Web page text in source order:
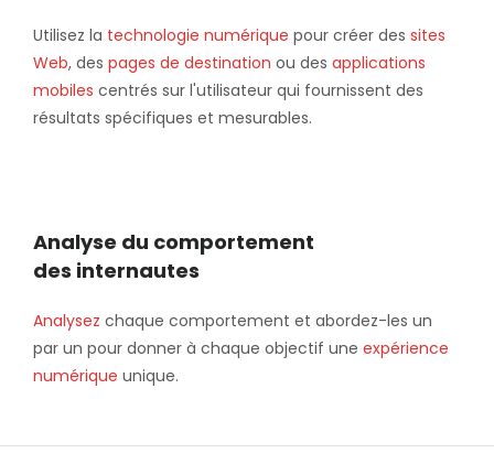
Utilisez la technologie numérique pour créer des sites
Web, des pages de destination ou des applications
mobiles centrés sur l'utilisateur qui fournissent des
résultats spécifiques et mesurables.
Analyse du comportement
des internautes
Analysez chaque comportement et abordez-les un
par un pour donner à chaque objectif une expérience
numérique unique.